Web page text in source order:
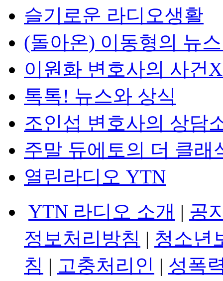
슬기로운 라디오생활
(돌아온) 이동형의 뉴
이원화 변호사의 사건
톡톡! 뉴스와 상식
조인섭 변호사의 상담
주말 듀에토의 더 클래
열린라디오 YTN
YTN 라디오 소개 | 공
정보처리방침 | 청소년
침 | 고충처리인 | 성폭